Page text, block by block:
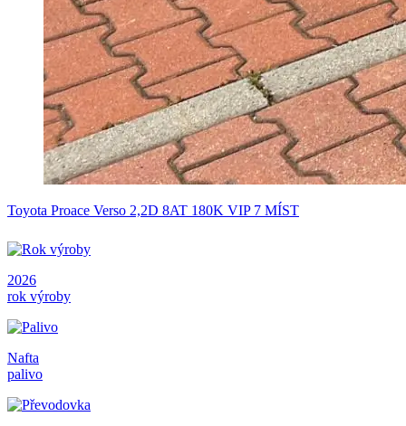
Toyota Proace Verso 2,2D 8AT 180K VIP 7 MÍST
2026
rok výroby
Nafta
palivo